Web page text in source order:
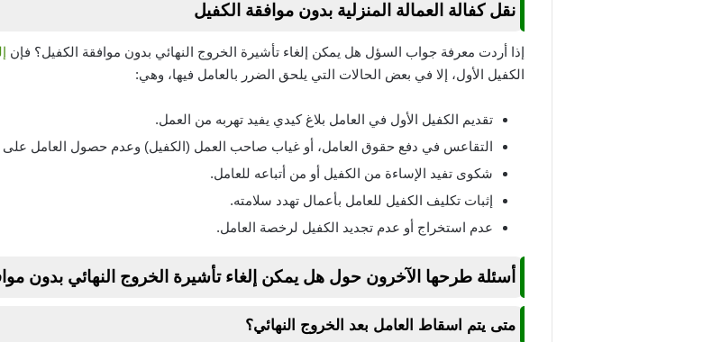
نقل كفالة العمالة المنزلية بدون موافقة الكفيل
إذا أردت معرفة جواب السؤل هل يمكن إلغاء تأشيرة الخروج النهائي بدون موافقة الكفيل؟ فإن
الكفيل الأول، إلا في بعض الحالات التي يلحق الضرر بالعامل فيها، وهي:
تقديم الكفيل الأول في العامل بلاغ كيدي يفيد تهربه من العمل.
التقاعس في دفع حقوق العامل، أو غياب صاحب العمل (الكفيل) وعدم حصول العامل على
شكوى تفيد الإساءة من الكفيل أو من أتباعه للعامل.
إثبات تكليف الكفيل للعامل بأعمال تهدد سلامته.
عدم استخراج أو عدم تجديد الكفيل لرخصة العامل.
أسئلة طرحها الآخرون حول هل يمكن إلغاء تأشيرة الخروج النهائي بدون
متى يتم اسقاط العامل بعد الخروج النهائي؟